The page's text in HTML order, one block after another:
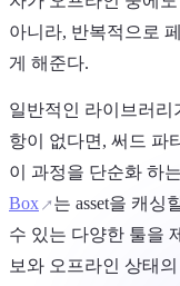
아니라, 반복적으로
게 해준다.
일반적인 라이브러
항이 없다면, 써드 파
이 과정을 단순화 하
Box
는 asset을 캐싱
수 있는 다양한 툴을
보와 오프라인 상태